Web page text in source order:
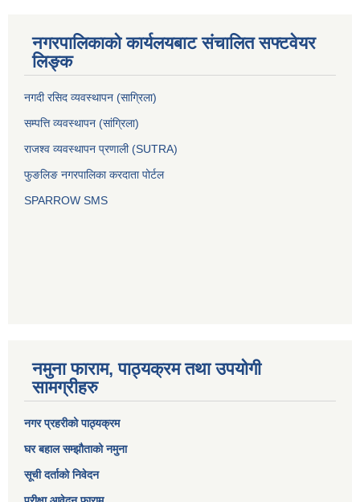
नगरपालिकाको कार्यलयबाट संचालित सफ्टवेयर
लिङ्क
नगदी रसिद व्यवस्थापन (साग्रिला)
सम्पत्ति व्यवस्थापन (सांग्रिला)
राजश्व व्यवस्थापन प्रणाली (SUTRA)
फुङलिङ नगरपालिका करदाता पोर्टल
SPARROW SMS
नमुना फाराम, पाठ्यक्रम तथा उपयोगी
सामग्रीहरु
नगर प्रहरीको पाठ्यक्रम
घर बहाल सम्झौताको नमुना
सूची दर्ताको निवेदन